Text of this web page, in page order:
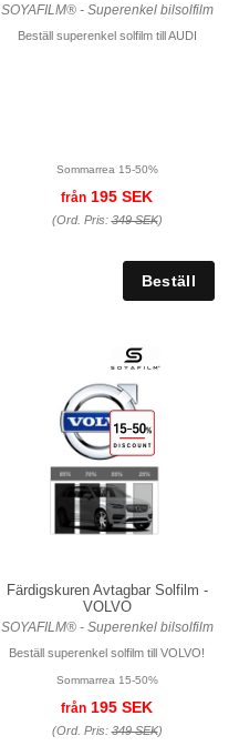
SOYAFILM® - Superenkel bilsolfilm
Beställ superenkel solfilm till AUDI
Sommarrea 15-50%
från 195 SEK
(Ord. Pris:349 SEK)
Färdigskuren Avtagbar Solfilm -
VOLVO
SOYAFILM® - Superenkel bilsolfilm
Beställ superenkel solfilm till VOLVO!
Sommarrea 15-50%
från 195 SEK
(Ord. Pris:349 SEK)